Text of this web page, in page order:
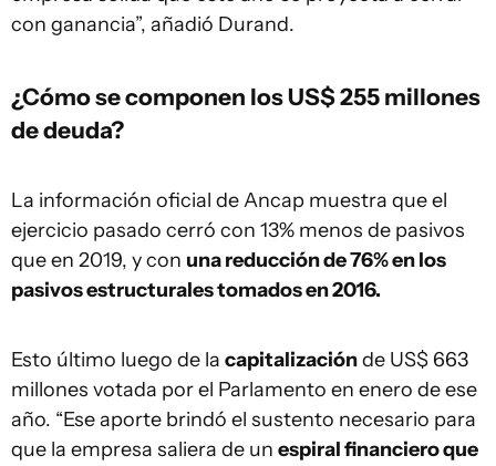
con ganancia”, añadió Durand.
¿Cómo se componen los US$ 255 millones
de deuda?
La información oficial de Ancap muestra que el
ejercicio pasado cerró con 13% menos de pasivos
que en 2019, y con una reducción de 76% en los
pasivos estructurales tomados en 2016.
Esto último luego de la capitalizaciónde US$ 663
millones votada por el Parlamento en enero de ese
año. “Ese aporte brindó el sustento necesario para
que la empresa saliera de un espiral financiero que